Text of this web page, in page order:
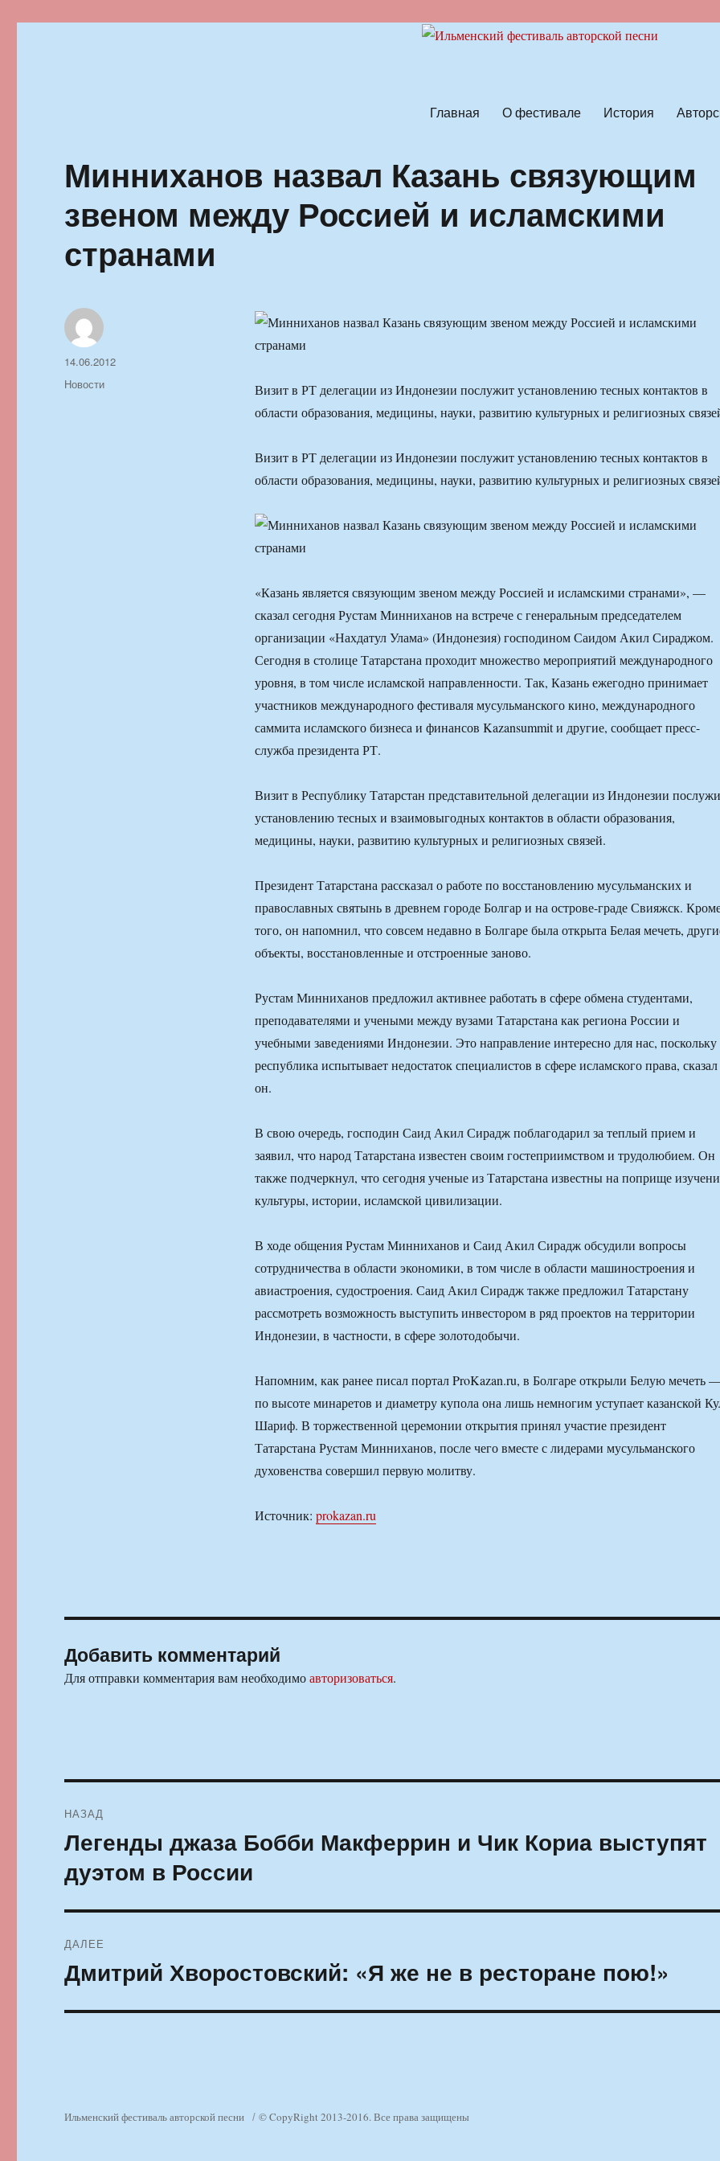
Главная О фестивале История
Минниханов назвал Казань связующим
звеном между Россией и исламскими
странами
Визит в РТ делегации из Индонезии послужит установлению тесных контактов в
области образования, медицины, науки, развитию культурных и религиозных
Визит в РТ делегации из Индонезии послужит установлению тесных контактов в
области образования, медицины, науки, развитию культурных и религиозных
«Казань является связующим звеном между Россией и исламскими странами», —
сказал сегодня Рустам Минниханов на встрече с генеральным председателем
организации «Нахдатул Улама» (Индонезия) господином Саидом Акил Сираджом.
Сегодня в столице Татарстана проходит множество мероприятий международного
уровня, в том числе исламской направленности. Так, Казань ежегодно принимает
участников международного фестиваля мусульманского кино, международного
саммита исламского бизнеса и финансов Kazansummit и другие, сообщает пресс-
служба президента РТ.
Визит в Республику Татарстан представительной делегации из Индонезии
установлению тесных и взаимовыгодных контактов в области образования,
медицины, науки, развитию культурных и религиозных связей.
Президент Татарстана рассказал о работе по восстановлению мусульманских и
православных святынь в древнем городе Болгар и на острове-граде Свияжск.
того, он напомнил, что совсем недавно в Болгаре была открыта Белая мечеть,
объекты, восстановленные и отстроенные заново.
Рустам Минниханов предложил активнее работать в сфере обмена студентами,
преподавателями и учеными между вузами Татарстана как региона России и
учебными заведениями Индонезии. Это направление интересно для нас, поскольку
республика испытывает недостаток специалистов в сфере исламского права, сказал
он.
В свою очередь, господин Саид Акил Сирадж поблагодарил за теплый прием и
заявил, что народ Татарстана известен своим гостеприимством и трудолюбием. Он
также подчеркнул, что сегодня ученые из Татарстана известны на поприще
культуры, истории, исламской цивилизации.
В ходе общения Рустам Минниханов и Саид Акил Сирадж обсудили вопросы
сотрудничества в области экономики, в том числе в области машиностроения и
авиастроения, судостроения. Саид Акил Сирадж также предложил Татарстану
рассмотреть возможность выступить инвестором в ряд проектов на территории
Индонезии, в частности, в сфере золотодобычи.
Напомним, как ранее писал портал ProKazan.ru, в Болгаре открыли Белую мечеть
по высоте минаретов и диаметру купола она лишь немногим уступает казанской
Шариф. В торжественной церемонии открытия принял участие президент
Татарстана Рустам Минниханов, после чего вместе с лидерами мусульманского
духовенства совершил первую молитву.
Источник: prokazan.ru
Автор
Опубликовано
14.06.2012
Рубрики
Новости
Добавить комментарий
Для отправки комментария вам необходимоавторизоваться.
по
записям
НАЗАД
Предыдущая
Легенды джаза Бобби Макферрин и Чик Кориа выступят
дуэтом в России
ДАЛЕЕ
Следующая
запись:
Дмитрий Хворостовский: «Я же не в ресторане пою!»
Ильменский фестиваль авторской песни © CopyRight 2013-2016. Все права защищены